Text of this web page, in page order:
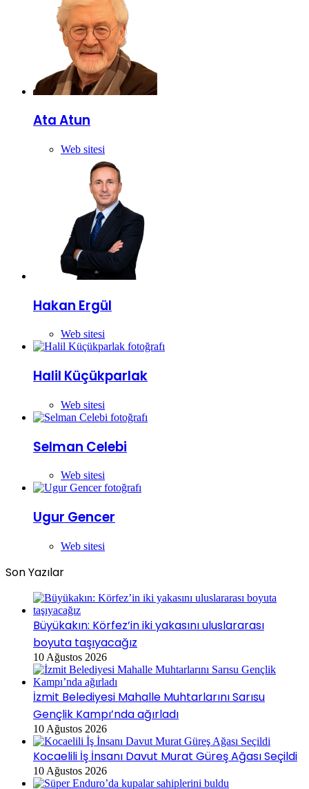
Ata Atun
Web sitesi
Hakan Ergül
Web sitesi
Halil Küçükparlak
Web sitesi
Selman Celebi
Web sitesi
Ugur Gencer
Web sitesi
Son Yazılar
Büyükakın: Körfez’in iki yakasını uluslararası
boyuta taşıyacağız
10 Ağustos 2026
İzmit Belediyesi Mahalle Muhtarlarını Sarısu
Gençlik Kampı’nda ağırladı
10 Ağustos 2026
Kocaelili İş İnsanı Davut Murat Güreş Ağası Seçildi
10 Ağustos 2026